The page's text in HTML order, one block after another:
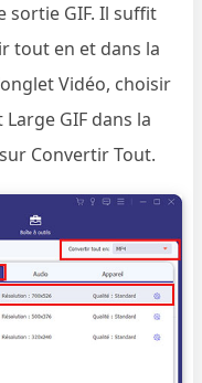
sortie GIF. Il suffit
tout en et dans la
Vidéo, choisir
GIF dans la
Convertir Tout.